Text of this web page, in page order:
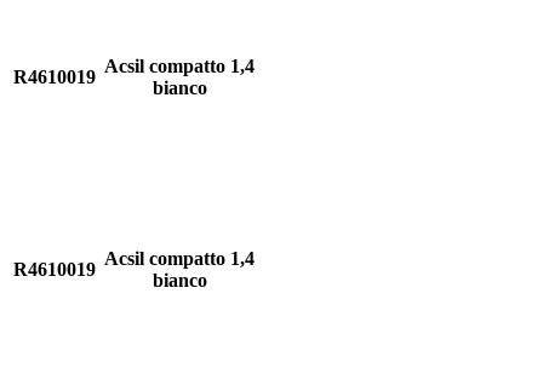
R4610019
Acsil compatto 1,4
bianco
R4610019
Acsil compatto 1,4
bianco